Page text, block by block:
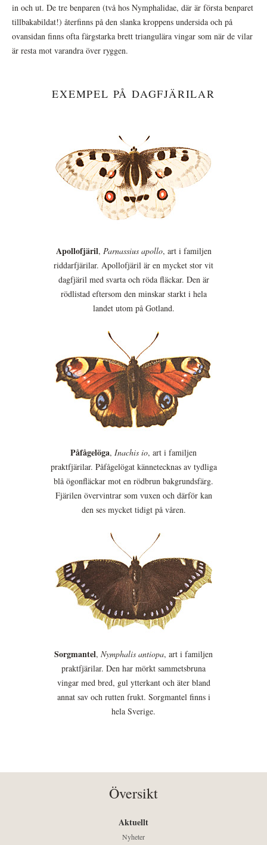
in och ut. De tre benparen (två hos Nymphalidae, där är första benparet
tillbakabildat!) återfinns på den slanka kroppens undersida och på
ovansidan finns ofta färgstarka brett triangulära vingar som när de vilar
är resta mot varandra över ryggen.
EXEMPEL PÅ DAGFJÄRILAR
Apollofjäril, Parnassius apollo, art i familjen
riddarfjärilar. Apollofjäril är en mycket stor vit
dagfjäril med svarta och röda fläckar. Den är
rödlistad eftersom den minskar starkt i hela
landet utom på Gotland.
Påfågelöga, Inachis io, art i familjen
praktfjärilar. Påfågelögat kännetecknas av tydliga
blå ögonfläckar mot en rödbrun bakgrundsfärg.
Fjärilen övervintrar som vuxen och därför kan
den ses mycket tidigt på våren.
Sorgmantel, Nymphalis antiopa, art i familjen
praktfjärilar. Den har mörkt sammetsbruna
vingar med bred, gul ytterkant och äter bland
annat sav och rutten frukt. Sorgmantel finns i
hela Sverige.
Översikt
Aktuellt
Nyheter